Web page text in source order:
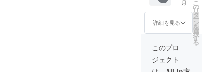
考欄に
掲載を
れるお
名前と
セージ
をご記
入くだ
て送ら
ただき
ます。
ターン
はコン
サート
考欄に
誕生日
の日付
の方の
お名前
（ニッ
ちらの
リター
ンは9
3月の間
程調整
の上リ
演する
ス
ティー
村治進
を講師
に招い
て本場
ワーク
ショッ
プ ボー
カリス
トで言
語聴覚
士・音
楽療法
にも携
月
詳細を見る
こ
の
リ
タ
ー
ン
を
選
択
す
る
このプロ
ジェクト